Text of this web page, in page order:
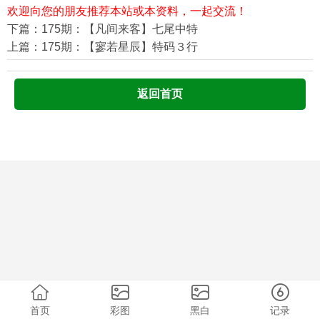
欢迎向您的朋友推荐本站或本资料，一起交流！
下篇：175期：【凡间来客】七尾中特
上篇：175期：【寥若星辰】特码３行
返回首页
首页 彩图 黑白 记录